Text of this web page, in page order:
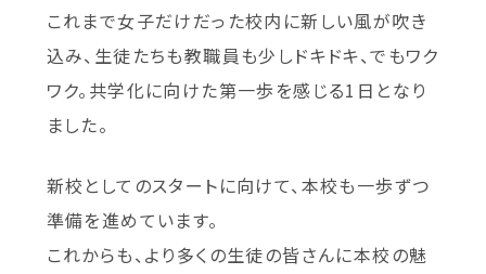
これまで女子だけだった校内に新しい風が吹き
込み、生徒たちも教職員も少しドキドキ、でもワク
ワク。共学化に向けた第一歩を感じる1日となり
ました。
新校としてのスタートに向けて、本校も一歩ずつ
準備を進めています。
これからも、より多くの生徒の皆さんに本校の魅